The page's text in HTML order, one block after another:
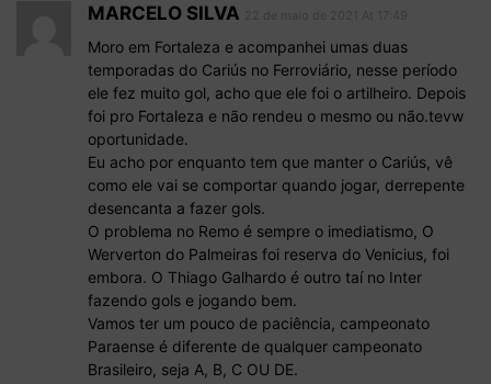
MARCELO SILVA
Moro em Fortaleza e acompanhei umas duas
temporadas do Cariús no Ferroviário, nesse período
ele fez muito gol, acho que ele foi o artilheiro. Depois
foi pro Fortaleza e não rendeu o mesmo ou não.tevw
oportunidade.
Eu acho por enquanto tem que manter o Cariús, vê
como ele vai se comportar quando jogar, derrepente
desencanta a fazer gols.
O problema no Remo é sempre o imediatismo, O
Werverton do Palmeiras foi reserva do Venicius, foi
embora. O Thiago Galhardo é outro taí no Inter
fazendo gols e jogando bem.
Vamos ter um pouco de paciência, campeonato
Paraense é diferente de qualquer campeonato
Brasileiro, seja A, B, C OU DE.